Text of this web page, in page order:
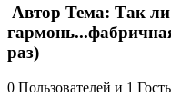
Автор Тема: Так
раз)
0 Пользователей и 1